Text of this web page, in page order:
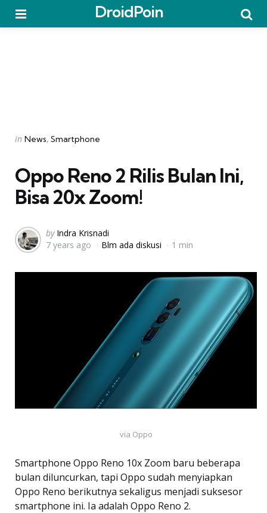
DroidPoin
Categories
Posted
in News Smartphone
Oppo Reno 2 Rilis Bulan Ini,
Bisa 20x Zoom!
Posted
by
by Indra Krisnadi
7 years ago
Blm ada diskusi 1 min
via Oppo
Smartphone Oppo Reno 10x Zoom baru beberapa
bulan diluncurkan, tapi Oppo sudah menyiapkan
Oppo Reno berikutnya sekaligus menjadi suksesor
smartphone ini. Ia adalah Oppo Reno 2.